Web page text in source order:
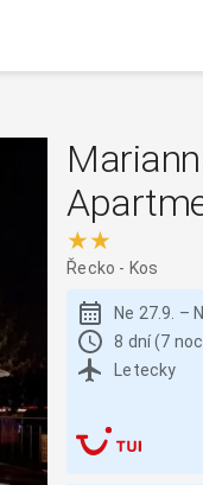
★★
Řecko - Kos
Ne 27.9. –
8 dní (7
Letecky